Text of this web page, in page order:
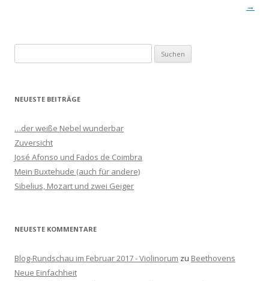
→
u
h
n
a
c
h
NEUESTE BEITRÄGE
…der weiße Nebel wunderbar
Zuversicht
José Afonso und Fados de Coimbra
Mein Buxtehude (auch für andere)
Sibelius, Mozart und zwei Geiger
NEUESTE KOMMENTARE
Blog-Rundschau im Februar 2017 - Violinorum zu Beethovens
Neue Einfachheit